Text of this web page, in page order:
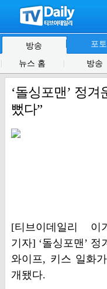
방송 포토
뉴스 홈 방송
‘돌싱포맨’ 정겨
뻤다”
[티브이데일리 이
기자] ‘돌싱포맨’ 정
와이프, 키스 일화
개됐다.